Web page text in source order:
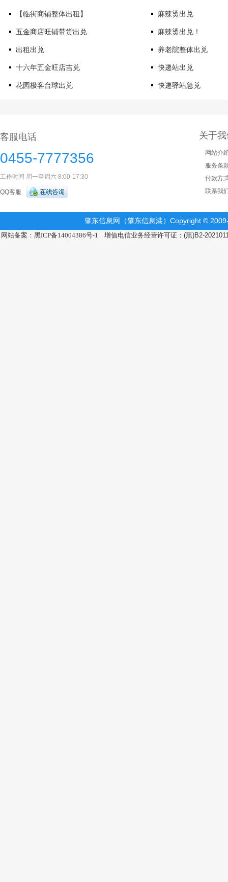
【临街商铺整体出租】 麻辣烫出兑
五金商店旺铺带货出兑 麻辣烫出兑！
出租出兑 养老院整体出兑
十六年五金旺店吉兑 快递站出兑
花园极客台球出兑 快递驿站急兑
客服电话
0455-7777356
工作时间 周一至周六 8:00-17:30
QQ客服
关于
网站介
服务条
付款方
联系我
肇东信息网（肇东信息港）Copyright ©
网站备案：黑ICP备14004386号-1 增值电信业务经营许可证：(黑)B2-